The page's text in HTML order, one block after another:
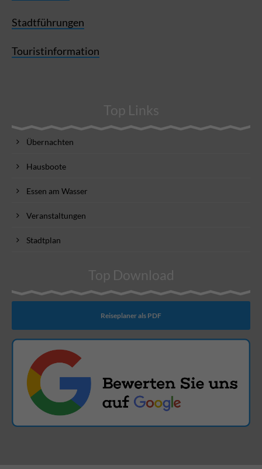
Stadtführungen
Touristinformation
Top Links
Übernachten
Hausboote
Essen am Wasser
Veranstaltungen
Stadtplan
Top Download
Reiseplaner als PDF